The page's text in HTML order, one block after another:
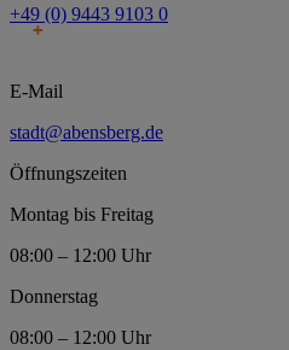
+49 (0) 9443 9103 0
E-Mail
stadt@abensberg.de
Öffnungszeiten
Montag bis Freitag
08:00 – 12:00 Uhr
Donnerstag
08:00 – 12:00 Uhr